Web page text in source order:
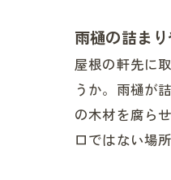
雨樋の詰ま
屋根の軒先に
うか。雨樋が
の木材を腐ら
口ではない場